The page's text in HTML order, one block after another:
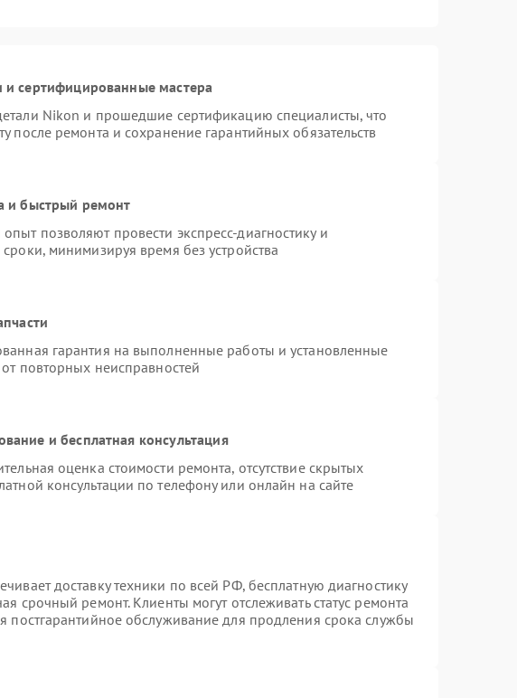
и сертифицированные мастера
Nikon и прошедшие сертификацию специалисты, что
после ремонта и сохранение гарантийных обязательств
и быстрый ремонт
позволяют провести экспресс-диагностику и
минимизируя время без устройства
гарантия на выполненные работы и установленные
повторных неисправностей
и бесплатная консультация
оценка стоимости ремонта, отсутствие скрытых
консультации по телефону или онлайн на сайте
доставку техники по всей РФ, бесплатную диагностику
срочный ремонт. Клиенты могут отслеживать статус ремонта
постгарантийное обслуживание для продления срока службы